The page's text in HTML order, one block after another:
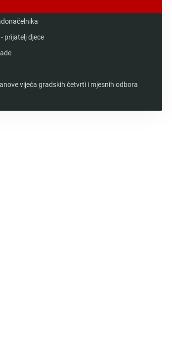
prijatelj djece
vijeća gradskih četvrti i mjesnih odbora